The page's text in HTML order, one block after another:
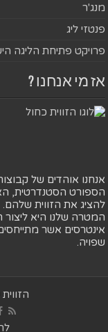
מנג'ר
פנטזי ליג
פרויקט פתיחת הליגה
אז מי אנחנו ?
אנחנו אוהדים של
הספורט הסטנדרטית,
להציג את הזווית שלהם.
המטרה שלנו היא ליצור
אינטרסים אשר
שפויה.
הזווית @2020. כל